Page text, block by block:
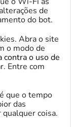
de
do bot.
Abra o site
o modo de
contra o uso de
Entre com
que o tempo
das
coisa.